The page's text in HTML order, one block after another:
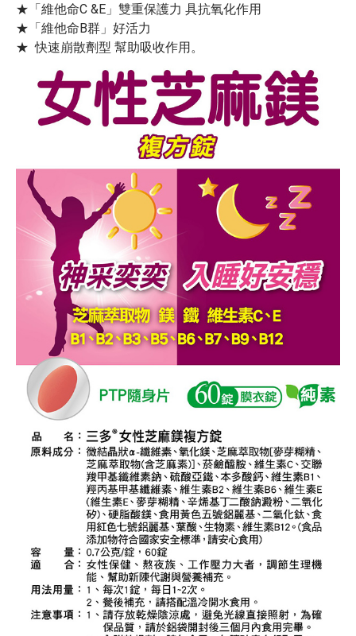
★「維他命C &E」雙重保護力 具抗氧化作用
★「維他命B群」好活力
★ 快速崩散劑型 幫助吸收作用。